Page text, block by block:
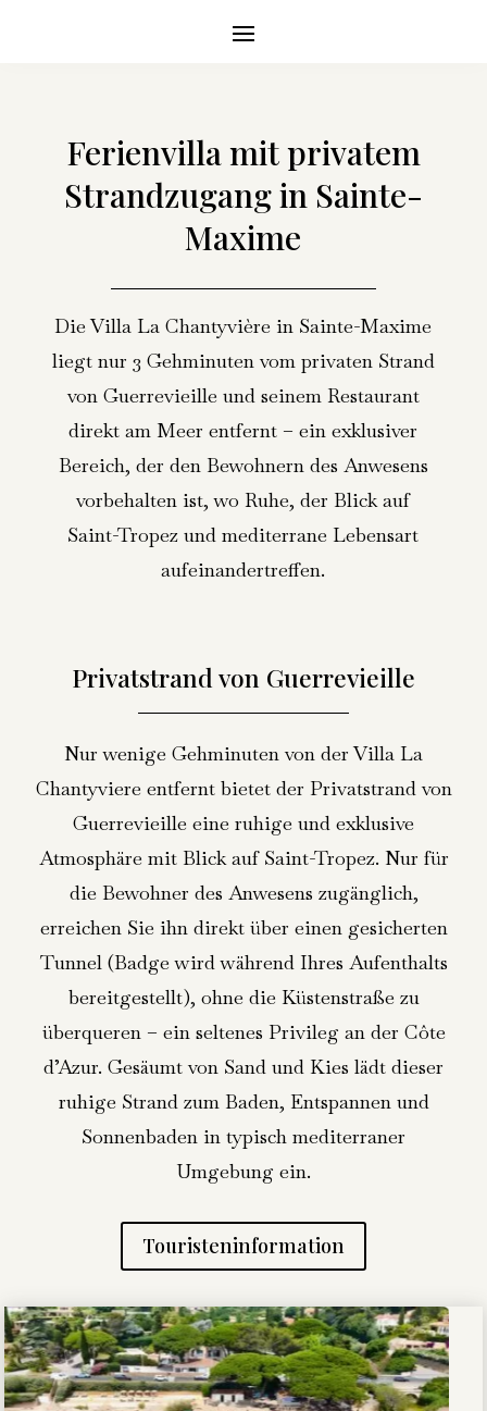
Ferienvilla mit privatem
Strandzugang in Sainte-
Maxime
Die Villa La Chantyvière in Sainte-Maxime
liegt nur 3 Gehminuten vom privaten Strand
von Guerrevieille und seinem Restaurant
direkt am Meer entfernt – ein exklusiver
Bereich, der den Bewohnern des Anwesens
vorbehalten ist, wo Ruhe, der Blick auf
Saint-Tropez und mediterrane Lebensart
aufeinandertreffen.
Privatstrand von Guerrevieille
Nur wenige Gehminuten von der Villa La
Chantyviere entfernt bietet der Privatstrand von
Guerrevieille eine ruhige und exklusive
Atmosphäre mit Blick auf Saint-Tropez. Nur für
die Bewohner des Anwesens zugänglich,
erreichen Sie ihn direkt über einen gesicherten
Tunnel (Badge wird während Ihres Aufenthalts
bereitgestellt), ohne die Küstenstraße zu
überqueren – ein seltenes Privileg an der Côte
d’Azur. Gesäumt von Sand und Kies lädt dieser
ruhige Strand zum Baden, Entspannen und
Sonnenbaden in typisch mediterraner
Umgebung ein.
Touristeninformation